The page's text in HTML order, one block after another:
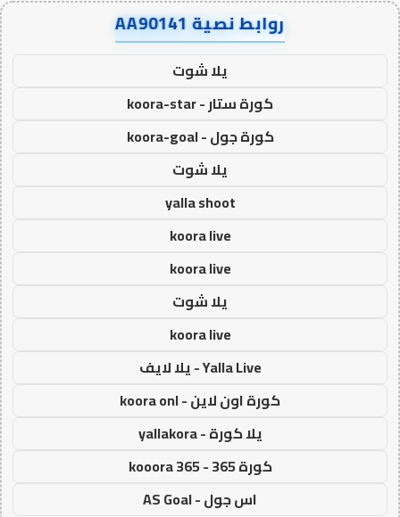
روابط نصية AA90141
يلا شوت
كورة ستار - koora-star
كورة جول - koora-goal
يلا شوت
yalla shoot
koora live
koora live
يلا شوت
koora live
Yalla Live - يلا لايف
كورة اون لاين - koora onl
يلا كورة - yallakora
كورة 365 - kooora 365
اس جول - AS Goal